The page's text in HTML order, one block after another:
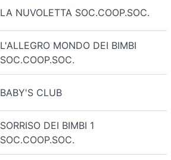
LA NUVOLETTA SOC.COOP.SOC.
L'ALLEGRO MONDO DEI BIMBI
SOC.COOP.SOC.
BABY'S CLUB
SORRISO DEI BIMBI 1
SOC.COOP.SOC.